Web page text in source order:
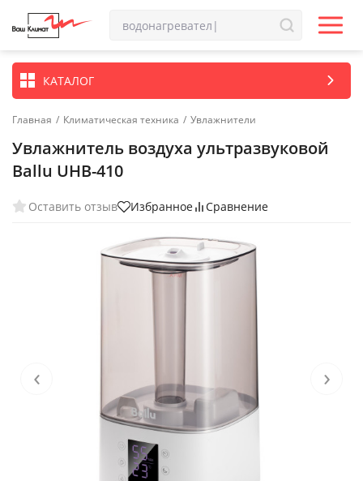
КАТАЛОГ
Главная / Климатическая техника / Увлажнители
Увлажнитель воздуха ультразвуковой
Ballu UHB-410
Оставить отзыв Избранное Сравнение
‹ ›